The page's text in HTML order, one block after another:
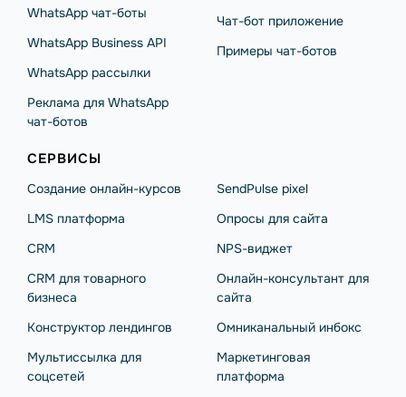
WhatsApp чат-боты
WhatsApp Business API
WhatsApp рассылки
Реклама для WhatsApp
чат-ботов
Чат-бот приложение
Примеры чат-ботов
СЕРВИСЫ
Создание онлайн-курсов
LMS платформа
CRM
CRM для товарного
бизнеса
Конструктор лендингов
Мультиссылка для
соцсетей
SendPulse pixel
Опросы для сайта
NPS-виджет
Онлайн-консультант для
сайта
Омниканальный инбокс
Маркетинговая
платформа